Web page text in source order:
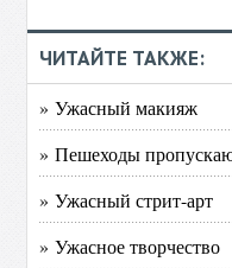
ЧИТАЙТЕ ТАКЖЕ:
» Ужасный макияж
» Пешеходы
» Ужасный стрит-арт
» Ужасное творчество